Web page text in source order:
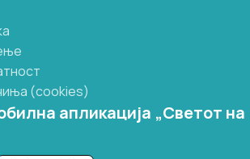
(cookies)
апликација „Светот на